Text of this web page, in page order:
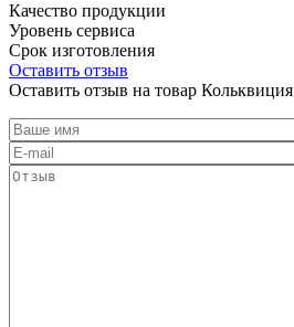
Качество продукции
Уровень сервиса
Срок изготовления
Оставить отзыв
Оставить отзыв на товар Кольквиция